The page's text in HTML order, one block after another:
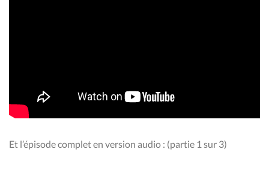
Et l’épisode complet en version audio : (partie 1 sur 3)